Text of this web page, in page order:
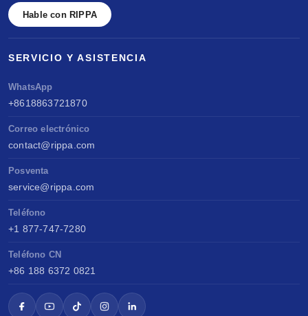
Hable con RIPPA
SERVICIO Y ASISTENCIA
WhatsApp
+8618863721870
Correo electrónico
contact@rippa.com
Posventa
service@rippa.com
Teléfono
+1 877-747-7280
Teléfono CN
+86 188 6372 0821